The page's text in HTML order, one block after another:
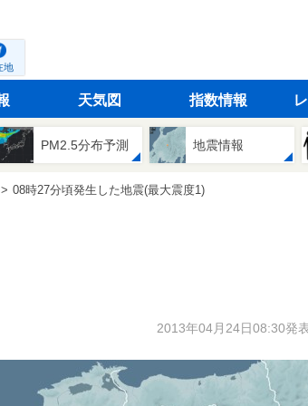
地
天気図 指数情報
PM2.5分布予測 地震情報
08時27分頃発生した地震(最大震度1)
2013年04月24日08:30発